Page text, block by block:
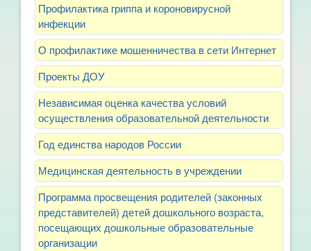
Профилактика гриппа и короновирусной
инфекции
О профилактике мошенничества в сети Интернет
Проекты ДОУ
Независимая оценка качества условий
осуществления образовательной деятельности
Год единства народов России
Медицинская деятельность в учреждении
Программа просвещения родителей (законных
представителей) детей дошкольного возраста,
посещающих дошкольные образовательные
организации